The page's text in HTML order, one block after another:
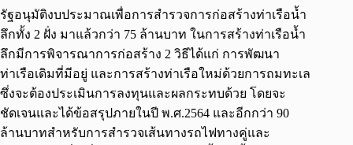
รัฐอนุมัติงบประมาณเพื่อการสำรวจการก่อสร้างท่าเรือน้ำ
ลึกทั้ง 2 ฝั่ง มาแล้วกว่า 75 ล้านบาท ในการสร้างท่าเรือน้ำ
ลึกมีการพิจารณาการก่อสร้าง 2 วิธีได้แก่ การพัฒนา
ท่าเรือเดิมที่มีอยู่ และการสร้างท่าเรือใหม่ด้วยการถมทะเล
ซึ่งจะต้องประเมินการลงทุนและผลกระทบด้วย โดยจะ
ชัดเจนและได้ข้อสรุปภายในปี พ.ศ.2564 และอีกกว่า 90
ล้านบาทสำหรับการสำรวจเส้นทางรถไฟทางคู่และ